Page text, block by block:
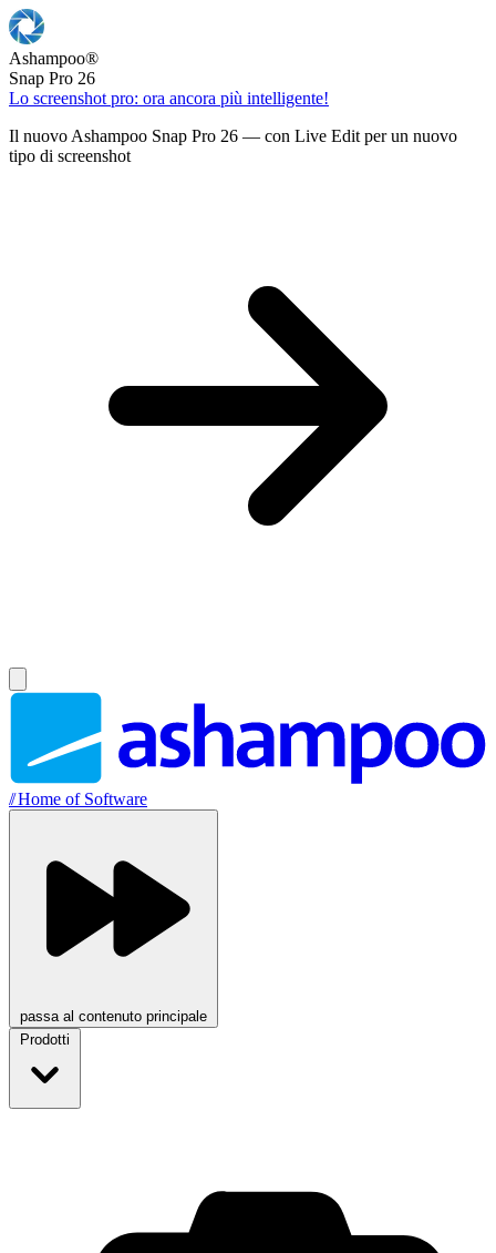
Ashampoo®
Snap Pro 26
Lo screenshot pro: ora ancora più intelligente!
Il nuovo Ashampoo Snap Pro 26 — con Live Edit per un nuovo
tipo di screenshot
//Home of Software
passa al contenuto principale
Prodotti